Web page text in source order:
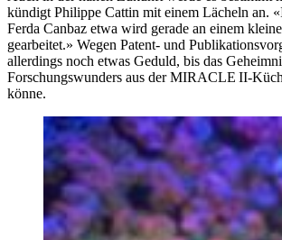
kündigt Philippe Cattin mit einem Lächeln an.
Ferda Canbaz etwa wird gerade an einem
gearbeitet.» Wegen Patent- und
allerdings noch etwas Geduld, bis das
Forschungs­wunders aus der MIRACLE II-
könne.